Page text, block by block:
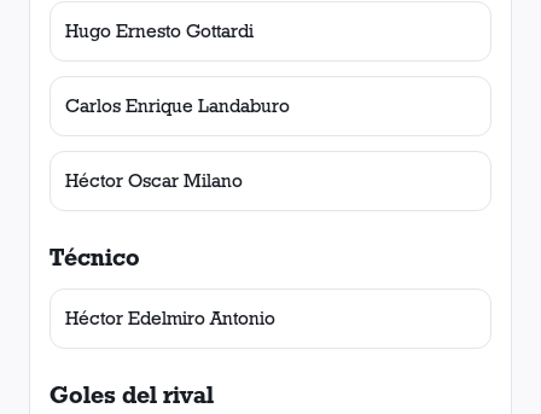
Hugo Ernesto Gottardi
Carlos Enrique Landaburo
Héctor Oscar Milano
Técnico
Héctor Edelmiro Antonio
Goles del rival